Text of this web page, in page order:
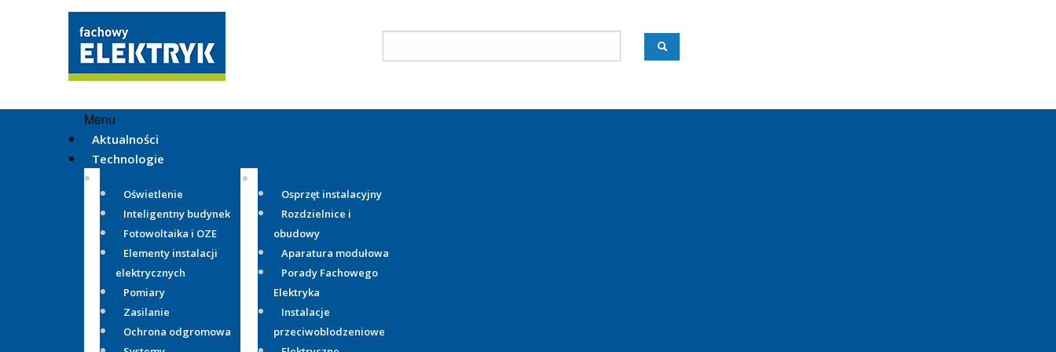
Menu
Aktualności
Technologie
Oświetlenie
Inteligentny budynek
Fotowoltaika i OZE
Elementy instalacji
elektrycznych
Pomiary
Zasilanie
Ochrona odgromowa
Osprzęt instalacyjny
Rozdzielnice i
obudowy
Aparatura modułowa
Porady Fachowego
Elektryka
Instalacje
przeciwoblodzeniowe